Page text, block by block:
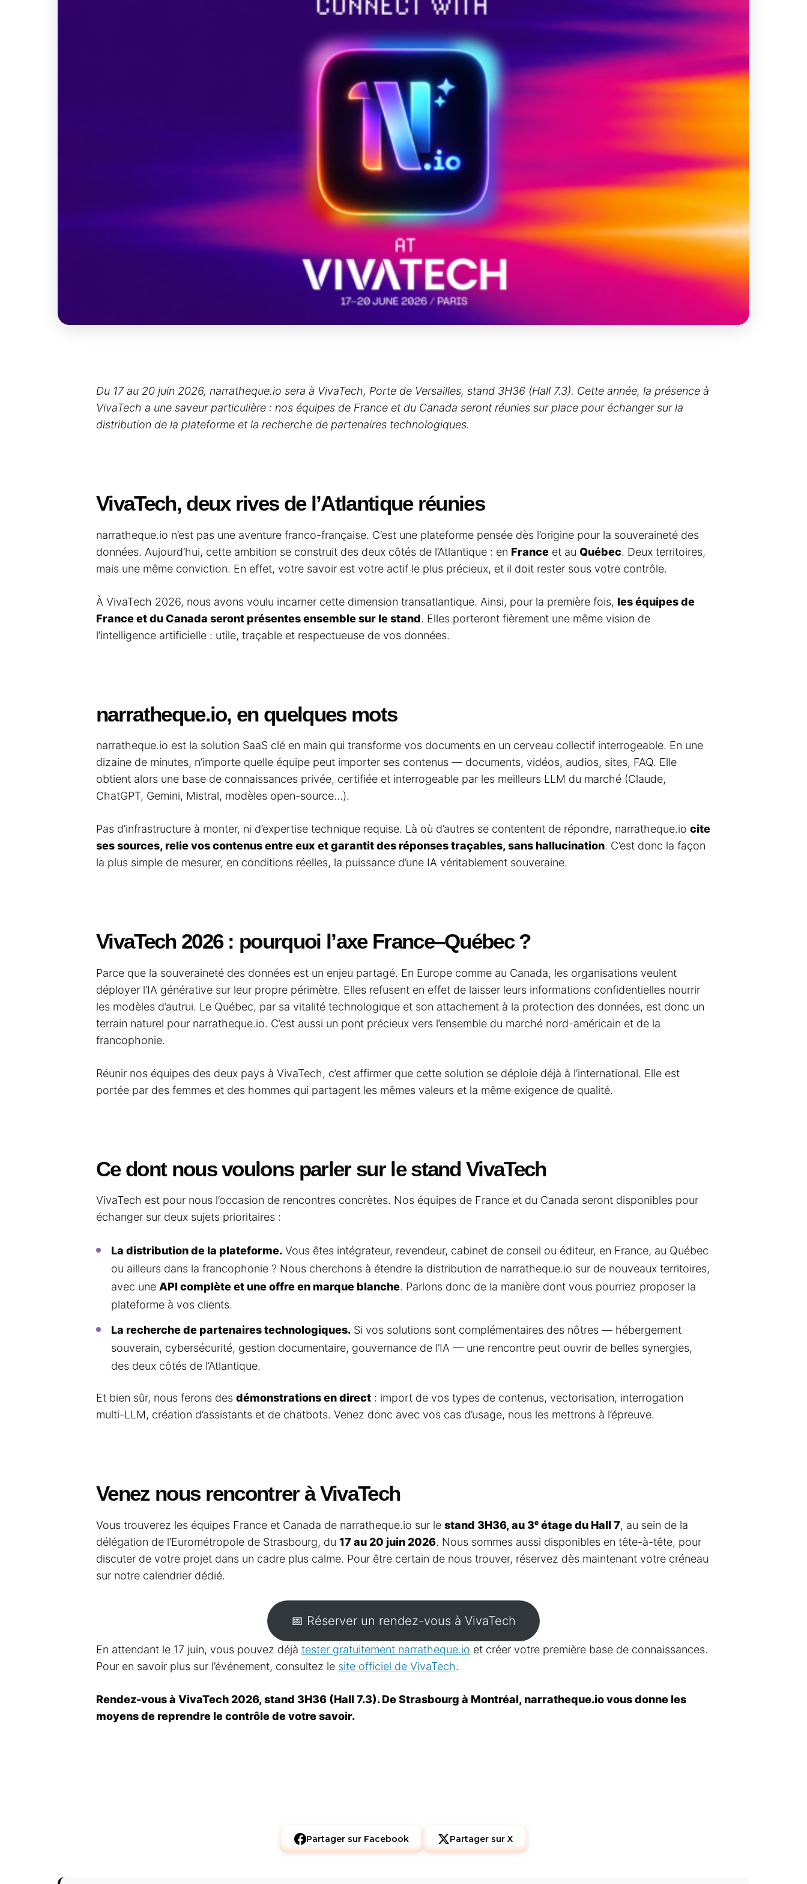
Du 17 au 20 juin 2026, narratheque.io sera à VivaTech, Porte de Versailles, stand 3H36 (Hall 7.3). Cette année, la présence à
VivaTech a une saveur particulière : nos équipes de France et du Canada seront réunies sur place pour échanger sur la
distribution de la plateforme et la recherche de partenaires technologiques.
VivaTech, deux rives de l’Atlantique réunies
narratheque.io n’est pas une aventure franco-française. C’est une plateforme pensée dès l’origine pour la souveraineté des
données. Aujourd’hui, cette ambition se construit des deux côtés de l’Atlantique : en France et au Québec. Deux territoires,
mais une même conviction. En effet, votre savoir est votre actif le plus précieux, et il doit rester sous votre contrôle.
À VivaTech 2026, nous avons voulu incarner cette dimension transatlantique. Ainsi, pour la première fois, les équipes de
France et du Canada seront présentes ensemble sur le stand. Elles porteront fièrement une même vision de
l’intelligence artificielle : utile, traçable et respectueuse de vos données.
narratheque.io, en quelques mots
narratheque.io est la solution SaaS clé en main qui transforme vos documents en un cerveau collectif interrogeable. En une
dizaine de minutes, n’importe quelle équipe peut importer ses contenus — documents, vidéos, audios, sites, FAQ. Elle
obtient alors une base de connaissances privée, certifiée et interrogeable par les meilleurs LLM du marché (Claude,
ChatGPT, Gemini, Mistral, modèles open-source…).
Pas d’infrastructure à monter, ni d’expertise technique requise. Là où d’autres se contentent de répondre, narratheque.io cite
ses sources, relie vos contenus entre eux et garantit des réponses traçables, sans hallucination. C’est donc la façon
la plus simple de mesurer, en conditions réelles, la puissance d’une IA véritablement souveraine.
VivaTech 2026 : pourquoi l’axe France–Québec ?
Parce que la souveraineté des données est un enjeu partagé. En Europe comme au Canada, les organisations veulent
déployer l’IA générative sur leur propre périmètre. Elles refusent en effet de laisser leurs informations confidentielles nourrir
les modèles d’autrui. Le Québec, par sa vitalité technologique et son attachement à la protection des données, est donc un
terrain naturel pour narratheque.io. C’est aussi un pont précieux vers l’ensemble du marché nord-américain et de la
francophonie.
Réunir nos équipes des deux pays à VivaTech, c’est affirmer que cette solution se déploie déjà à l’international. Elle est
portée par des femmes et des hommes qui partagent les mêmes valeurs et la même exigence de qualité.
Ce dont nous voulons parler sur le stand VivaTech
VivaTech est pour nous l’occasion de rencontres concrètes. Nos équipes de France et du Canada seront disponibles pour
échanger sur deux sujets prioritaires :
La distribution de la plateforme. Vous êtes intégrateur, revendeur, cabinet de conseil ou éditeur, en France, au Québec
ou ailleurs dans la francophonie ? Nous cherchons à étendre la distribution de narratheque.io sur de nouveaux territoires,
avec une API complète et une offre en marque blanche. Parlons donc de la manière dont vous pourriez proposer la
plateforme à vos clients.
La recherche de partenaires technologiques. Si vos solutions sont complémentaires des nôtres — hébergement
souverain, cybersécurité, gestion documentaire, gouvernance de l’IA — une rencontre peut ouvrir de belles synergies,
des deux côtés de l’Atlantique.
Et bien sûr, nous ferons des démonstrations en direct : import de vos types de contenus, vectorisation, interrogation
multi-LLM, création d’assistants et de chatbots. Venez donc avec vos cas d’usage, nous les mettrons à l’épreuve.
Venez nous rencontrer à VivaTech
Vous trouverez les équipes France et Canada de narratheque.io sur le stand 3H36, au 3ᵉ étage du Hall 7, au sein de la
délégation de l’Eurométropole de Strasbourg, du 17 au 20 juin 2026. Nous sommes aussi disponibles en tête-à-tête, pour
discuter de votre projet dans un cadre plus calme. Pour être certain de nous trouver, réservez dès maintenant votre créneau
sur notre calendrier dédié.
📅 Réserver un rendez-vous à VivaTech
En attendant le 17 juin, vous pouvez déjà tester gratuitement narratheque.io et créer votre première base de connaissances.
Pour en savoir plus sur l’événement, consultez le site officiel de VivaTech.
Rendez-vous à VivaTech 2026, stand 3H36 (Hall 7.3). De Strasbourg à Montréal, narratheque.io vous donne les
moyens de reprendre le contrôle de votre savoir.
Partager sur Facebook Partager sur X